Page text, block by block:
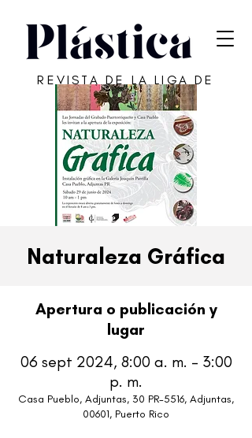
REVISTA DE LA LIGA DE
ARTE DE SAN JUAN
Naturaleza Gráfica
Apertura o publicación y
lugar
06 sept 2024, 8:00 a. m. – 3:00
p. m.
Casa Pueblo, Adjuntas, 30 PR-5516, Adjuntas,
00601, Puerto Rico